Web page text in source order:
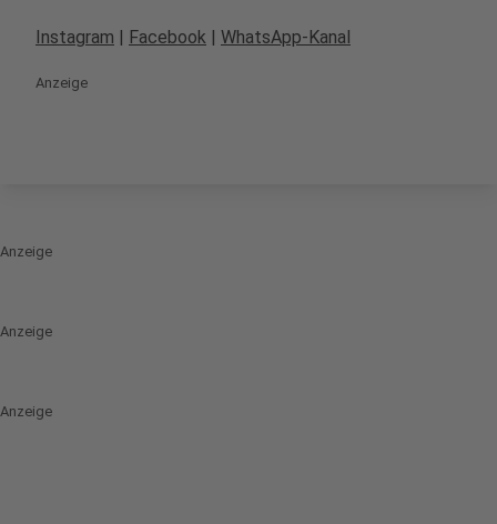
Anzeige
Anzeige
Instagram | Facebook | WhatsApp-Kanal
Anzeige
Anzeige